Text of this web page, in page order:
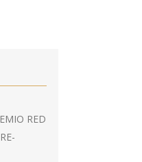
RED